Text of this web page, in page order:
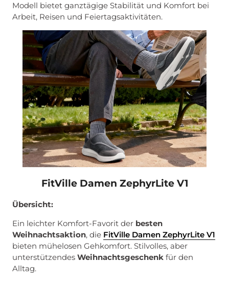
Modell bietet ganztägige Stabilität und Komfort bei
Arbeit, Reisen und Feiertagsaktivitäten.
FitVille Damen ZephyrLite V1
Übersicht:
Ein leichter Komfort-Favorit der besten
Weihnachtsaktion, die FitVille Damen ZephyrLite V1
bieten mühelosen Gehkomfort. Stilvolles, aber
unterstützendesWeihnachtsgeschenk für den
Alltag.